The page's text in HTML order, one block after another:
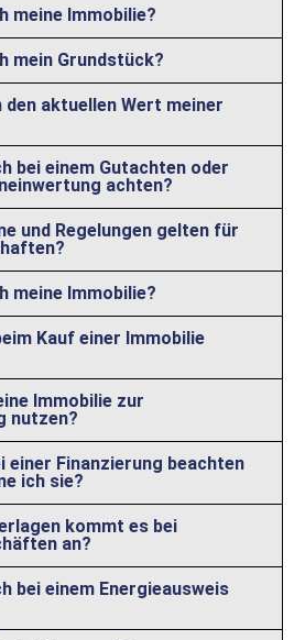
meine Immobilie?
mein Grundstück?
aktuellen Wert meiner
bei einem Gutachten oder
achten?
und Regelungen gelten für
meine Immobilie?
Kauf einer Immobilie
Immobilie zur
nutzen?
einer Finanzierung beachten
ich sie?
kommt es bei
an?
bei einem Energieausweis